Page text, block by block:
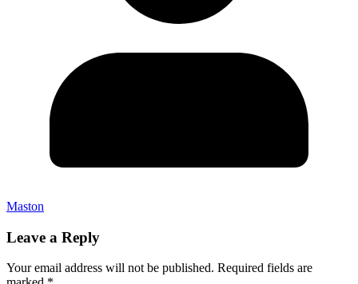
Maston
Leave a Reply
Your email address will not be published. Required fields are